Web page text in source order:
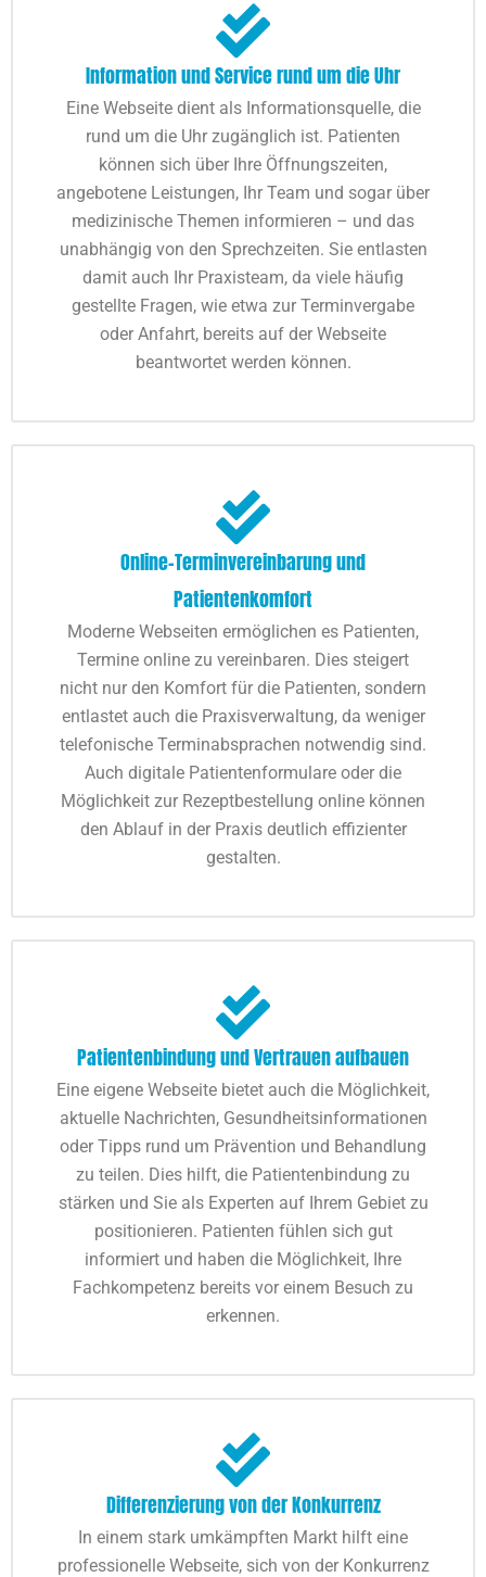
Information und Service rund um die Uhr
Eine Webseite dient als Informationsquelle, die
rund um die Uhr zugänglich ist. Patienten
können sich über Ihre Öffnungszeiten,
angebotene Leistungen, Ihr Team und sogar über
medizinische Themen informieren – und das
unabhängig von den Sprechzeiten. Sie entlasten
damit auch Ihr Praxisteam, da viele häufig
gestellte Fragen, wie etwa zur Terminvergabe
oder Anfahrt, bereits auf der Webseite
beantwortet werden können.
Online-Terminvereinbarung und
Patientenkomfort
Moderne Webseiten ermöglichen es Patienten,
Termine online zu vereinbaren. Dies steigert
nicht nur den Komfort für die Patienten, sondern
entlastet auch die Praxisverwaltung, da weniger
telefonische Terminabsprachen notwendig sind.
Auch digitale Patientenformulare oder die
Möglichkeit zur Rezeptbestellung online können
den Ablauf in der Praxis deutlich effizienter
gestalten.
Patientenbindung und Vertrauen aufbauen
Eine eigene Webseite bietet auch die Möglichkeit,
aktuelle Nachrichten, Gesundheitsinformationen
oder Tipps rund um Prävention und Behandlung
zu teilen. Dies hilft, die Patientenbindung zu
stärken und Sie als Experten auf Ihrem Gebiet zu
positionieren. Patienten fühlen sich gut
informiert und haben die Möglichkeit, Ihre
Fachkompetenz bereits vor einem Besuch zu
erkennen.
Differenzierung von der Konkurrenz
In einem stark umkämpften Markt hilft eine
professionelle Webseite, sich von der Konkurrenz